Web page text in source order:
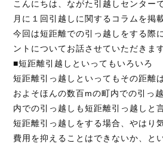
お見積り無料
お気軽にお問い合わせ
095-839-
こんにちは、ながた引越しセンター
月に１回引越しに関するコラムを掲
今回は短距離での引っ越しをする際
ントについてお話させていただきます
■短距離引越しといってもいろいろ
短距離引っ越しといってもその距離
およそほんの数百mの町内での引っ
内での引っ越しも短距離引っ越しと
短距離引っ越しをする場合、やはり
費用を抑えることはできないか、と